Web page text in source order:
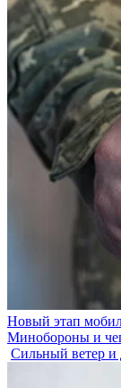
Новый этап
Минобороны и
Сильный ветер и